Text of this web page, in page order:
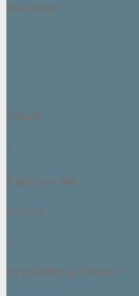
Banners
Chart
1
Easy on me
ADELE
2
Bruxelles je t'aime